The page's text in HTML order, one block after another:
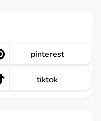
pinterest
tiktok